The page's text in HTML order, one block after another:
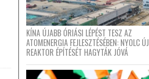
KÍNA ÚJABB ÓRIÁSI LÉPÉST TESZ AZ
ATOMENERGIA FEJLESZTÉSÉBEN: NYOLC ÚJ
REAKTOR ÉPÍTÉSÉT HAGYTÁK JÓVÁ